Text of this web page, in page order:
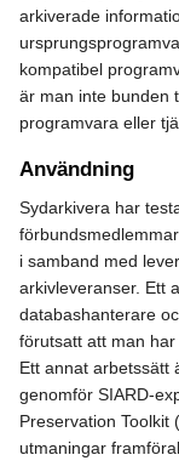
arkiverade
kompatibel
är man inte bunden
programvara eller
Användning
Sydarkivera har
i samband med
arkivleveranser. Ett
databashanterare
förutsatt att man
Ett annat arbetssätt
genomför SIARD-
Preservation Toolkit
utmaningar